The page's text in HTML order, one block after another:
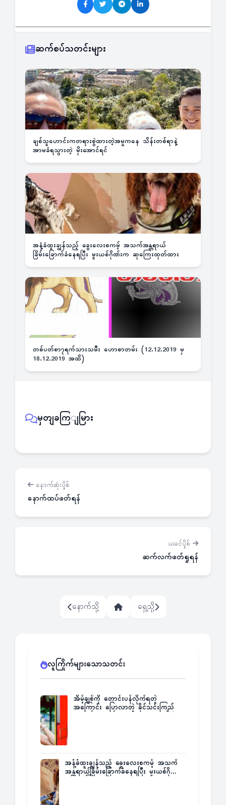
ဆက်စပ်သတင်းများ
ချစ်သူဟောင်းကတရားစွဲထားတဲ့အမှုကနေ သိန်းတစ်ရာနဲ့
အာမခံရသွားတဲ့ မိုးအောင်ရင်
အနံ့ခံထူးချွန်သည့် ခွေးလေးစကမ့် အသက်အန္တရာယ်
ခြိမ်းခြောက်ခံနေရပြီး မူးယစ်ဂိုဏ်းက ဆုကြေးထုတ်ထား
တစ်ပတ်စာ၇ရက်သားသမီး ဟောစာတမ်း (12.12.2019 မှ
18.12.2019 အထိ)
မှတျခကြျမြား
နောက်ဆုံးပို့စ်
နောက်ထပ်ဖတ်ရန်
ယခင်ပို့စ်
ဆက်လက်ဖတ်ရှုရန်
နောက်သို့ ရှေ့သို့
လူကြိုက်များသောသတင်း
အိမ့်ချစ်ကို တောင်းပန်လိုက်ရတဲ့
အကြောင်း ပြောလာတဲ့ ခိုင်သင်းကြည်
အနံ့ခံထူးချွန်သည့် ခွေးလေးစကမ့် အသက်
အန္တရာယ်ခြိမ်းခြောက်ခံနေရပြီး မူးယစ်ဂိုဏ်း